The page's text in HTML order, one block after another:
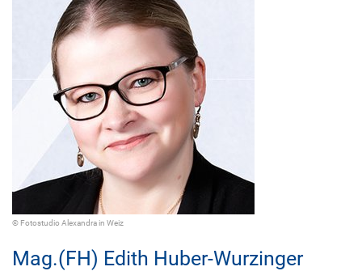
© Fotostudio Alexandra in Weiz
Mag.(FH) Edith Huber-Wurzinger